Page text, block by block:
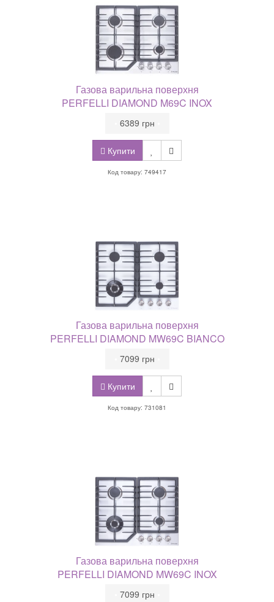
Газова варильна поверхня
PERFELLI DIAMOND M69C INOX
Купити
6389 грн
Код товару: 749417
Газова варильна поверхня
PERFELLI DIAMOND MW69C BIANCO
Купити
7099 грн
Код товару: 731081
Газова варильна поверхня
PERFELLI DIAMOND MW69C INOX
7099 грн